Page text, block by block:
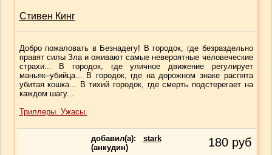
Стивен Кинг
Добро пожаловать в Безнадегу! В городок, где безраздельно
правят силы Зла и оживают самые невероятные человеческие
страхи... В городок, где уличное движение регулирует
маньяк–убийца... В городок, где на дорожном знаке распята
убитая кошка... В тихий городок, где смерть подстерегает на
каждом шагу...
Триллеры. Ужасы.
добавил(a): stark
(анкудин)
180 руб